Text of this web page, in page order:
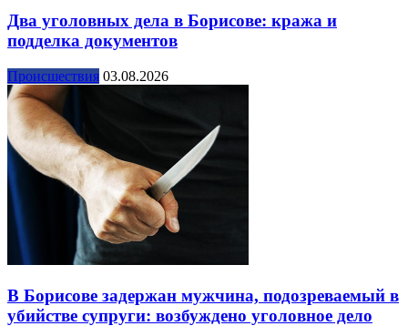
Два уголовных дела в Борисове: кража и
подделка документов
Происшествия 03.08.2026
В Борисове задержан мужчина, подозреваемый в
убийстве супруги: возбуждено уголовное дело